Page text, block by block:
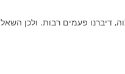
דיברנו פעמים רבות. ולכן